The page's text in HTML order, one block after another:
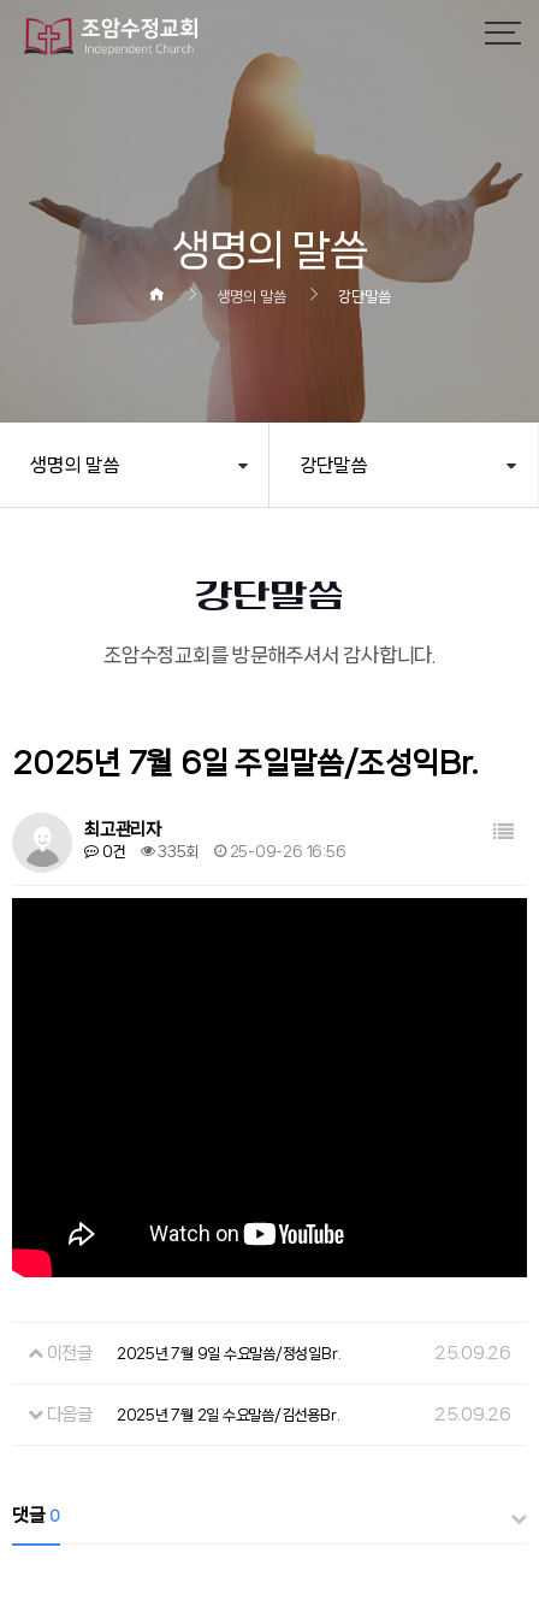
생명의 말씀
생명의 말씀 강단말씀
생명의 말씀 강단말씀
강단말씀
조암수정교회를 방문해주셔서 감사합니다.
2025년 7월 6일 주일말씀/조성익Br.
최고관리자
0건 335회 25-09-26 16:56
이전글 2025년 7월 9일 수요말씀/정성일Br. 25.09.26
다음글 2025년 7월 2일 수요말씀/김선용Br. 25.09.26
댓글 0